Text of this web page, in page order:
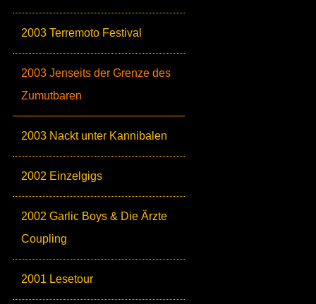
2003 Terremoto Festival
2003 Jenseits der Grenze des
Zumutbaren
2003 Nackt unter Kannibalen
2002 Einzelgigs
2002 Garlic Boys & Die Ärzte
Coupling
2001 Lesetour